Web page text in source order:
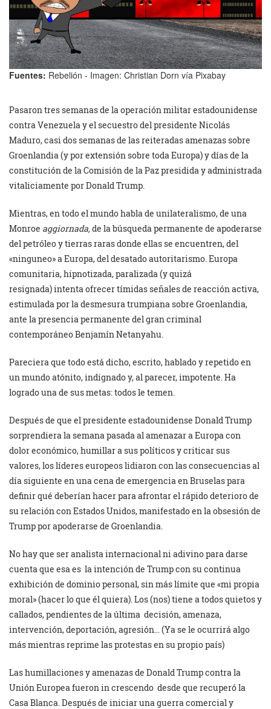
Fuentes: Rebelión - Imagen: Christian Dorn vía Pixabay
Pasaron tres semanas de la operación militar estadounidense
contra Venezuela y el secuestro del presidente Nicolás
Maduro, casi dos semanas de las reiteradas amenazas sobre
Groenlandia (y por extensión sobre toda Europa) y días de la
constitución de la Comisión de la Paz presidida y administrada
vitaliciamente por Donald Trump.
Mientras, en todo el mundo habla de unilateralismo, de una
Monroe aggiornada,de la búsqueda permanente de apoderarse
del petróleo y tierras raras donde ellas se encuentren, del
«ninguneo» a Europa, del desatado autoritarismo. Europa
comunitaria, hipnotizada, paralizada (y quizá
resignada) intenta ofrecer tímidas señales de reacción activa,
estimulada por la desmesura trumpiana sobre Groenlandia,
ante la presencia permanente del gran criminal
contemporáneo Benjamín Netanyahu.
Pareciera que todo está dicho, escrito, hablado y repetido en
un mundo atónito, indignado y, al parecer, impotente. Ha
logrado una de sus metas: todos le temen.
Después de que el presidente estadounidense Donald Trump
sorprendiera la semana pasada al amenazar a Europa con
dolor económico, humillar a sus políticos y criticar sus
valores, los líderes europeos lidiaron con las consecuencias al
día siguiente en una cena de emergencia en Bruselas para
definir qué deberían hacer para afrontar el rápido deterioro de
su relación con Estados Unidos, manifestado en la obsesión de
Trump por apoderarse de Groenlandia.
No hay que ser analista internacional ni adivino para darse
cuenta que esa es la intención de Trump con su continua
exhibición de dominio personal, sin más límite que «mi propia
moral» (hacer lo que él quiera). Los (nos) tiene a todos quietos y
callados, pendientes de la última decisión, amenaza,
intervención, deportación, agresión… (Ya se le ocurrirá algo
más mientras reprime las protestas en su propio país)
Las humillaciones y amenazas de Donald Trump contra la
Unión Europea fueron in crescendo desde que recuperó la
Casa Blanca. Después de iniciar una guerra comercial y